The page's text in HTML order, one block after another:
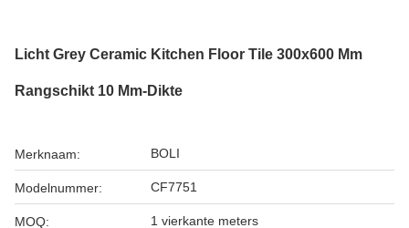
Licht Grey Ceramic Kitchen Floor Tile 300x600 Mm
Rangschikt 10 Mm-Dikte
Merknaam: BOLI
Modelnummer: CF7751
MOQ: 1 vierkante meters